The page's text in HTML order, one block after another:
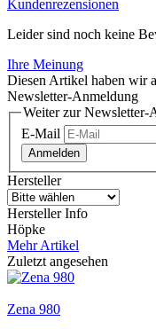
Kundenrezensionen
Leider sind noch keine
Ihre Meinung
Diesen Artikel haben wir
Newsletter-Anmeldung
Weiter zur Newsletter-
E-Mail
Anmelden
Hersteller
Hersteller Info
Höpke
Mehr Artikel
Zuletzt angesehen
Zena 980